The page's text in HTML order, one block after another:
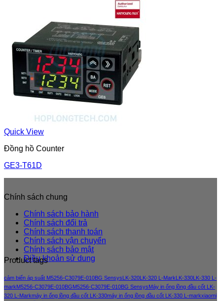
Quick View
Đồng hồ Counter
GE3-T61D
Chính sách chung
Chính sách bảo hành
Chính sách đổi trả
Chính sách thanh toán
Chính sách vận chuyển
Chính sách bảo mật
Điều khoản sử dung
Product tags
cảm biến áp suất M5256-C3079E-010BG Sensys LK-320 LK-320 L-Mark LK-330 LK-330 L-
markM5256-C3079E-010BGM5256-C3079E-010BG SensysMáy in ống lồng đầu cốt LK-
320 L-Markmáy in ống lồng đầu cốt LK-330máy in ống lồng đầu cốt LK-330 L-markxiaomi